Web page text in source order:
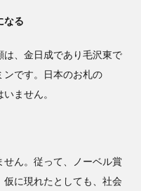
なる
、金日成であり毛沢東で
ンです。日本のお札の
ません。
ん。従って、ノーベル賞
に現れたとしても、社会